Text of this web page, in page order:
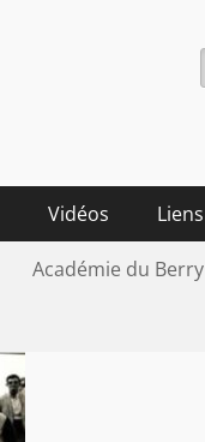
Vidéos Liens
Académie du Berry